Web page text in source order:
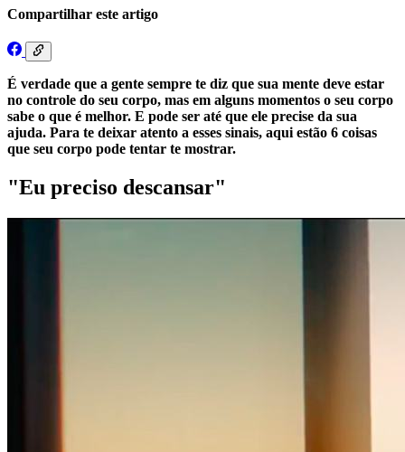
Compartilhar este artigo
É verdade que a gente sempre te diz que sua mente deve estar
no controle do seu corpo, mas em alguns momentos o seu corpo
sabe o que é melhor. E pode ser até que ele precise da sua
ajuda. Para te deixar atento a esses sinais, aqui estão 6 coisas
que seu corpo pode tentar te mostrar.
"Eu preciso descansar"